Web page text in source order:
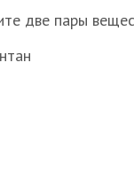
две пары